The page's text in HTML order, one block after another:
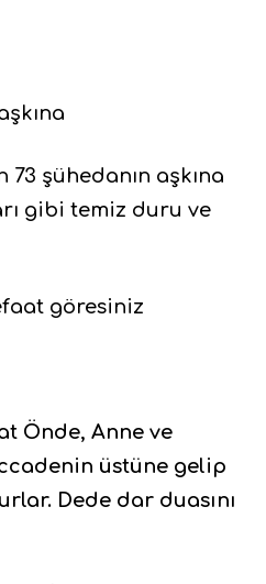
şühedanın aşkına
gibi temiz duru ve
göresiniz
Önde, Anne ve
üstüne gelip
Dede dar duasını